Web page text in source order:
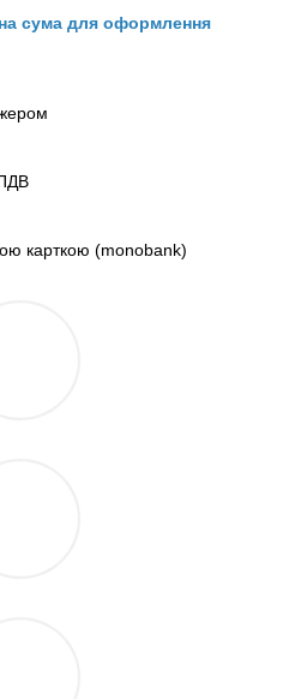
сума для оформлення
карткою (monobank)